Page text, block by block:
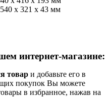
х 321 х 43 мм
интернет-магазине:
товар и добавьте его в
покупок Вы можете
в избранное, нажав на